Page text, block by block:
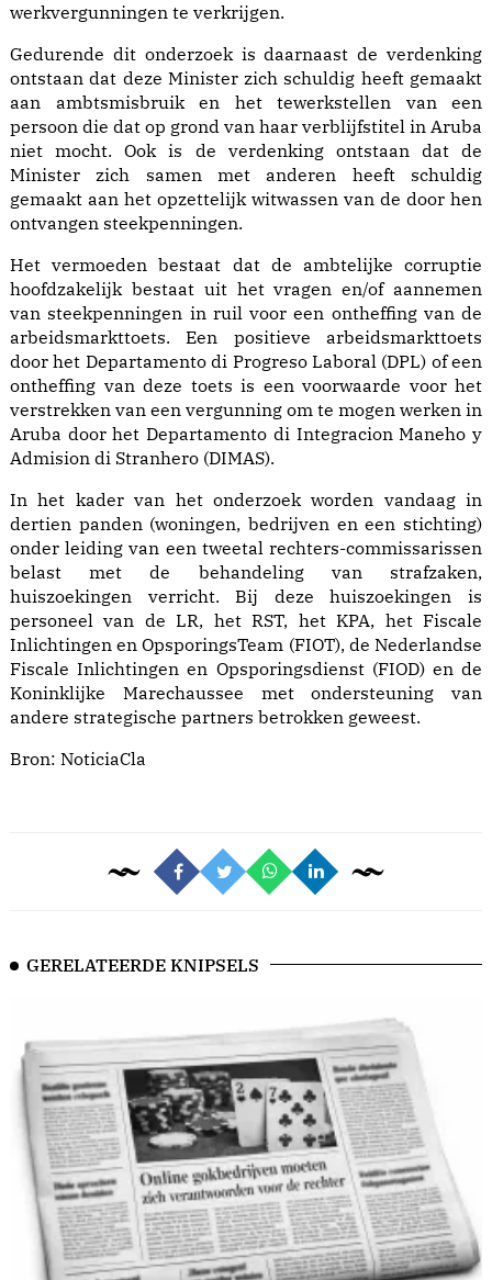
werkvergunningen te verkrijgen.
Gedurende dit onderzoek is daarnaast de verdenking
ontstaan dat deze Minister zich schuldig heeft gemaakt
aan ambtsmisbruik en het tewerkstellen van een
persoon die dat op grond van haar verblijfstitel in Aruba
niet mocht. Ook is de verdenking ontstaan dat de
Minister zich samen met anderen heeft schuldig
gemaakt aan het opzettelijk witwassen van de door hen
ontvangen steekpenningen.
Het vermoeden bestaat dat de ambtelijke corruptie
hoofdzakelijk bestaat uit het vragen en/of aannemen
van steekpenningen in ruil voor een ontheffing van de
arbeidsmarkttoets. Een positieve arbeidsmarkttoets
door het Departamento di Progreso Laboral (DPL) of een
ontheffing van deze toets is een voorwaarde voor het
verstrekken van een vergunning om te mogen werken in
Aruba door het Departamento di Integracion Maneho y
Admision di Stranhero (DIMAS).
In het kader van het onderzoek worden vandaag in
dertien panden (woningen, bedrijven en een stichting)
onder leiding van een tweetal rechters-commissarissen
belast met de behandeling van strafzaken,
huiszoekingen verricht. Bij deze huiszoekingen is
personeel van de LR, het RST, het KPA, het Fiscale
Inlichtingen en OpsporingsTeam (FIOT), de Nederlandse
Fiscale Inlichtingen en Opsporingsdienst (FIOD) en de
Koninklijke Marechaussee met ondersteuning van
andere strategische partners betrokken geweest.
Bron: NoticiaCla
GERELATEERDE KNIPSELS